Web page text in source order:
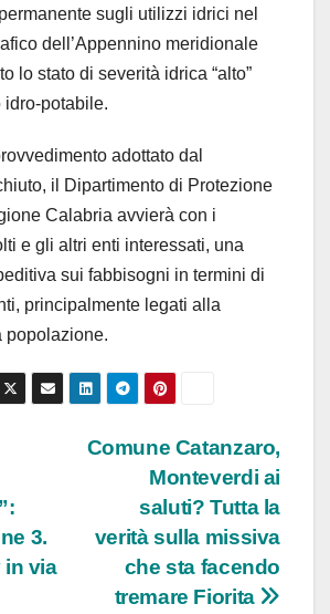
sugli utilizzi idrici nel
dell’Appennino meridionale
lo stato di severità idrica “alto”
idro-potabile.
adottato dal
il Dipartimento di Protezione
Calabria avvierà con i
e gli altri enti interessati, una
sui fabbisogni in termini di
principalmente legati alla
popolazione.
Comune Catanzaro,
Monteverdi ai
saluti? Tutta la
verità sulla missiva
che sta facendo
tremare Fiorita
3.
in via